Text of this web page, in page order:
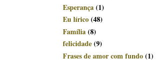
Esperança(1)
Eu lírico(48)
Família(8)
felicidade(9)
Frases de amor com fundo(1)